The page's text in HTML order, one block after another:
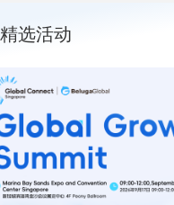
精选活动